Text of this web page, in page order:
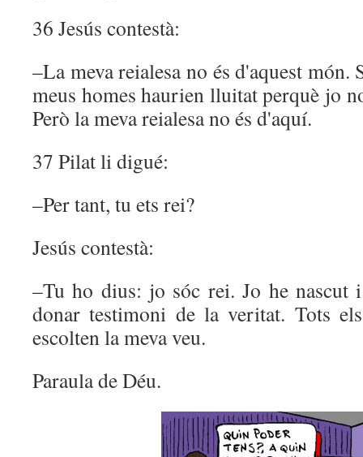
36 Jesús contestà:
–La meva reialesa no és d'aquest món.
meus homes haurien lluitat perquè jo
Però la meva reialesa no és d'aquí.
37 Pilat li digué:
–Per tant, tu ets rei?
Jesús contestà:
–Tu ho dius: jo sóc rei. Jo he
donar testimoni de la veritat. Tots
escolten la meva veu.
Paraula de Déu.